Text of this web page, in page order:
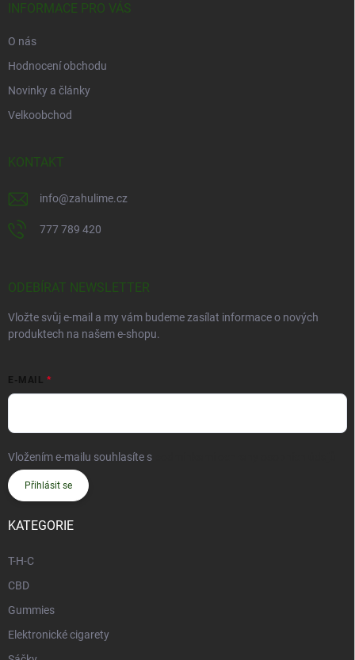
INFORMACE PRO VÁS
O nás
Hodnocení obchodu
Novinky a články
Velkoobchod
KONTAKT
info@zahulime.cz
777 789 420
ODEBÍRAT NEWSLETTER
Vložte svůj e-mail a my vám budeme zasílat informace o nových
produktech na našem e-shopu.
E-MAIL
Vložením e-mailu souhlasíte s
Přihlásit se
KATEGORIE
T-H-C
CBD
Gummies
Elektronické cigarety